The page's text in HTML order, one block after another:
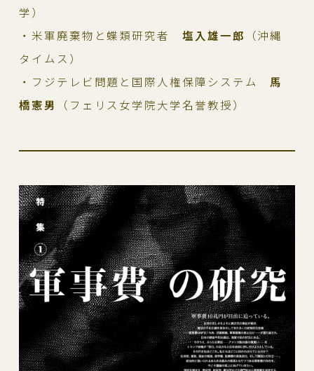
学）
・米軍廃棄物と蝶類研究者 塩入雄一郎
（沖縄
タイムス）
・フジテレビ問題と国際人権保障システム 馬
橋憲男
（フェリス女学院大学名誉教授）